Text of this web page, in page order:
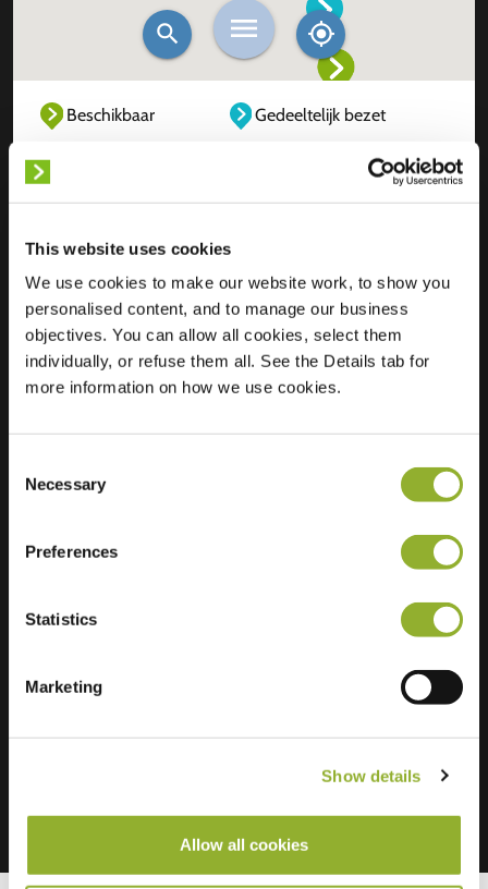
This website uses cookies
We use cookies to make our website work, to show you
personalised content, and to manage our business
objectives. You can allow all cookies, select them
individually, or refuse them all. See the Details tab for
more information on how we use cookies.
Selection
Necessary
Preferences
Statistics
Marketing
Show details
Allow all cookies
Beschikbaar
Gedeeltelijk bezet
Locatie
groendreef 55
9000 gent
België
Regular Charging
Extra informatie